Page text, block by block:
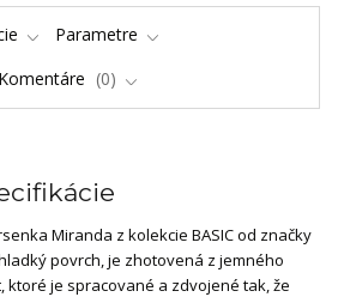
Parametre
Komentáre 0
Miranda z kolekcie BASIC od značky
povrch, je zhotovená z jemného
ktoré je spracované a zdvojené tak, že